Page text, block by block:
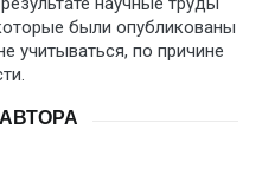
были опубликованы
учитываться, по причине